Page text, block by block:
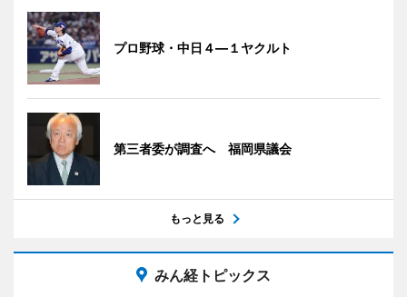
プロ野球・中日４―１ヤクルト
第三者委が調査へ 福岡県議会
もっと見る
みん経トピックス